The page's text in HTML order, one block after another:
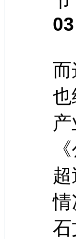
03
而
也
情
石